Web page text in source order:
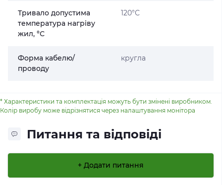
Тривало допустима
температура нагріву
жил, °С
120°С
Форма кабелю/
проводу
кругла
* Характеристики та комплектація можуть бути змінені виробником.
Колір виробу може відрізнятися через налаштування монітора
Питання та відповіді
+ Додати питання